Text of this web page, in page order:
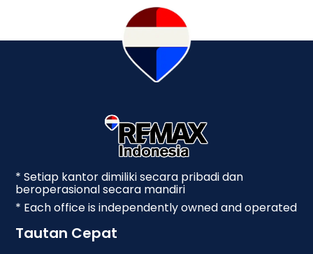
* Setiap kantor dimiliki secara pribadi dan
beroperasional secara mandiri
* Each office is independently owned and operated
Tautan Cepat